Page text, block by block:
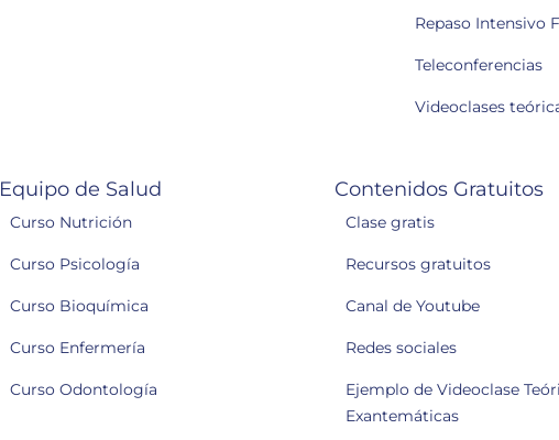
Repaso Intensivo
Teleconferencias
Videoclases
Equipo de Salud
Curso Nutrición
Curso Psicología
Curso Bioquímica
Curso Enfermería
Curso Odontología
Contenidos Gratuitos
Clase gratis
Recursos gratuitos
Canal de Youtube
Redes sociales
Ejemplo de Videoclase
Exantemáticas